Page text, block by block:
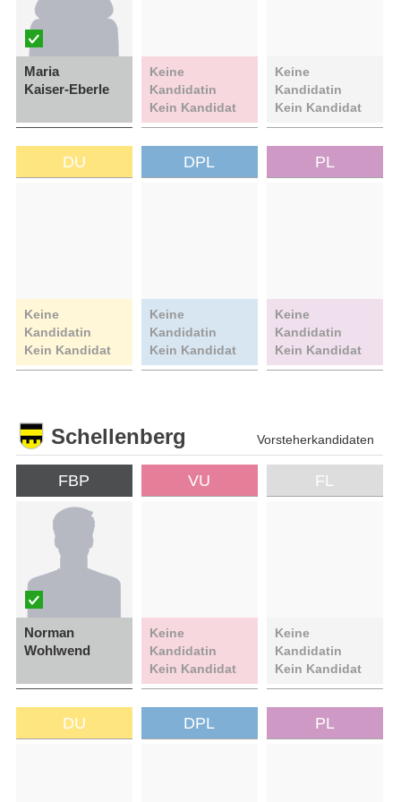
Maria
Kaiser-Eberle
Keine
Kandidatin
Kein Kandidat
Keine
Kandidatin
Kein Kandidat
DU
Keine
Kandidatin
Kein Kandidat
DPL
Keine
Kandidatin
Kein Kandidat
PL
Keine
Kandidatin
Kein Kandidat
Schellenberg Vorsteherkandidaten
FBP
Norman
Wohlwend
VU
Keine
Kandidatin
Kein Kandidat
FL
Keine
Kandidatin
Kein Kandidat
DU DPL PL